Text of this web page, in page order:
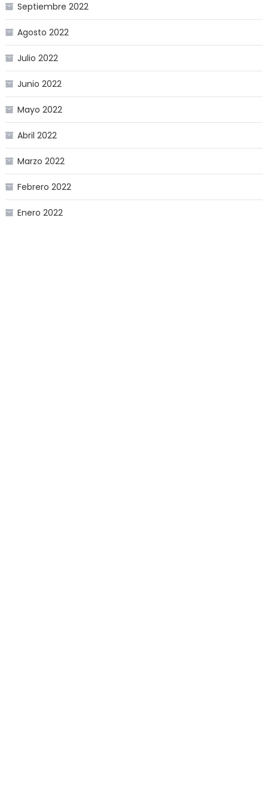
Septiembre 2022
Agosto 2022
Julio 2022
Junio 2022
Mayo 2022
Abril 2022
Marzo 2022
Febrero 2022
Enero 2022